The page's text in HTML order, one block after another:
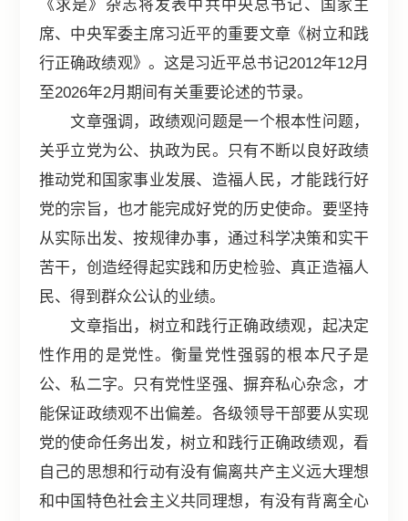
《求是》杂志将发表中共中央总书记、国家主
席、中央军委主席习近平的重要文章《树立和践
行正确政绩观》。这是习近平总书记2012年12月
至2026年2月期间有关重要论述的节录。
文章强调，政绩观问题是一个根本性问题，
关乎立党为公、执政为民。只有不断以良好政绩
推动党和国家事业发展、造福人民，才能践行好
党的宗旨，也才能完成好党的历史使命。要坚持
从实际出发、按规律办事，通过科学决策和实干
苦干，创造经得起实践和历史检验、真正造福人
民、得到群众公认的业绩。
文章指出，树立和践行正确政绩观，起决定
性作用的是党性。衡量党性强弱的根本尺子是
公、私二字。只有党性坚强、摒弃私心杂念，才
能保证政绩观不出偏差。各级领导干部要从实现
党的使命任务出发，树立和践行正确政绩观，看
自己的思想和行动有没有偏离共产主义远大理想
和中国特色社会主义共同理想，有没有背离全心